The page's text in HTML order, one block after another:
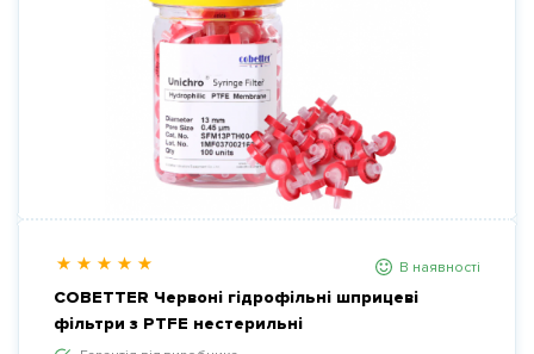
В наявності
COBETTER Червоні гідрофільні шприцеві
фільтри з PTFE нестерильні